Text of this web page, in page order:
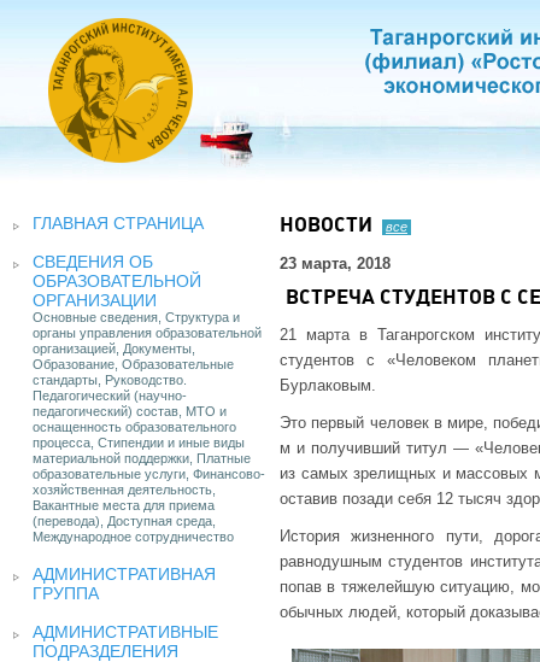
ГЛАВНАЯ СТРАНИЦА
СВЕДЕНИЯ ОБ
ОБРАЗОВАТЕЛЬНОЙ
ОРГАНИЗАЦИИ
Основные сведения, Структура и
органы управления образовательной
организацией, Документы,
Образование, Образовательные
стандарты, Руководство.
Педагогический (научно-
педагогический) состав, МТО и
оснащенность образовательного
процесса, Стипендии и иные виды
материальной поддержки, Платные
образовательные услуги, Финансово-
хозяйственная деятельность,
Вакантные места для приема
(перевода), Доступная среда,
Международное сотрудничество
АДМИНИСТРАТИВНАЯ
ГРУППА
АДМИНИСТРАТИВНЫЕ
ПОДРАЗДЕЛЕНИЯ
НОВОСТИ все
23 марта, 2018
ВСТРЕЧА СТУДЕНТОВ С
21 марта в Таганрогском
студентов с «Человеком
Бурлаковым.
Это первый человек в мире,
м и получивший титул —
из самых зрелищных и массовых
оставив позади себя 12 тысяч
История жизненного пути,
равнодушным студентов
попав в тяжелейшую ситуацию,
обычных людей, который